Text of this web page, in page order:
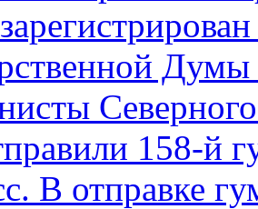
Северного
158-й
В отправке